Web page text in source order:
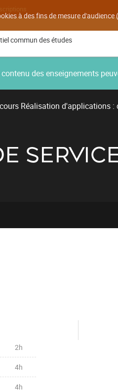
à des fins de mesure
commun des études
des enseignements
Réalisation d'applications
2h
4h
4h